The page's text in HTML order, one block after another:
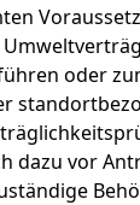
oder
dazu vor